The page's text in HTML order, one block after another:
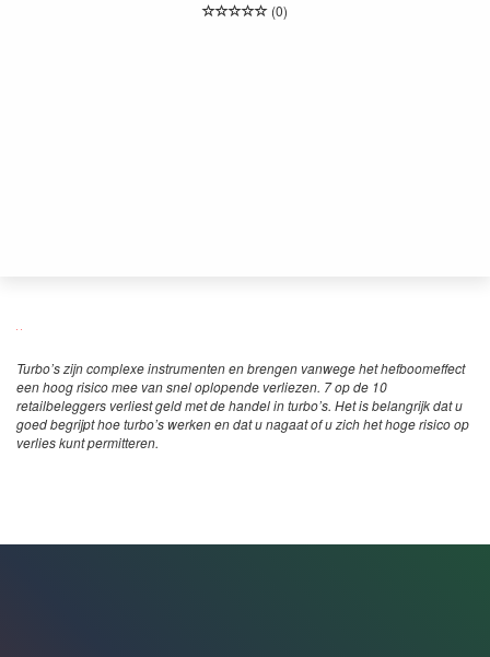
(0)
Turbo’s zijn complexe instrumenten en brengen vanwege het hefboomeffect
een hoog risico mee van snel oplopende verliezen. 7 op de 10
retailbeleggers verliest geld met de handel in turbo’s. Het is belangrijk dat u
goed begrijpt hoe turbo’s werken en dat u nagaat of u zich het hoge risico op
verlies kunt permitteren.